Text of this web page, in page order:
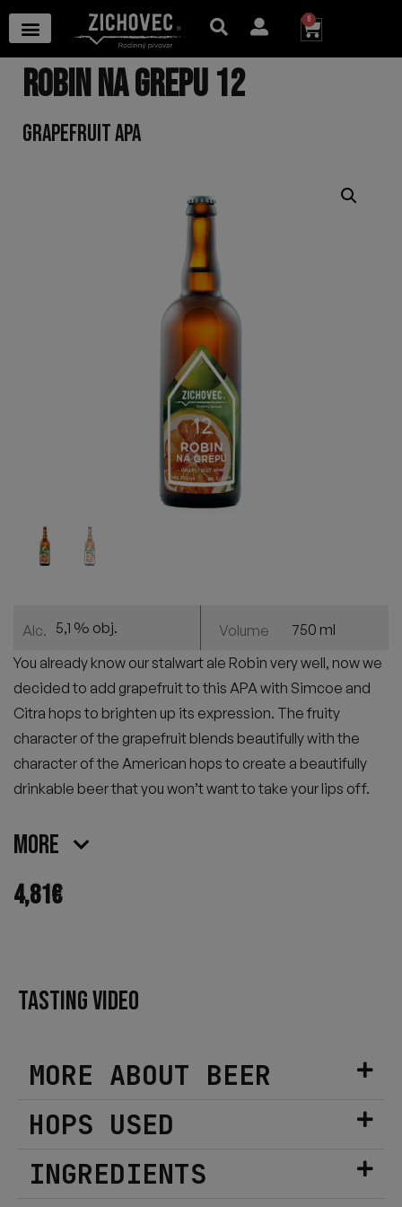
0
ROBIN NA GREPU 12
GRAPEFRUIT APA
Alc. 5,1 % obj. Volume
750 ml
You already know our stalwart ale Robin very well, now we
decided to add grapefruit to this APA with Simcoe and
Citra hops to brighten up its expression. The fruity
character of the grapefruit blends beautifully with the
character of the American hops to create a beautifully
drinkable beer that you won’t want to take your lips off.
More
4,81€
MORE ABOUT BEER
HOPS USED
INGREDIENTS
TASTING VIDEO